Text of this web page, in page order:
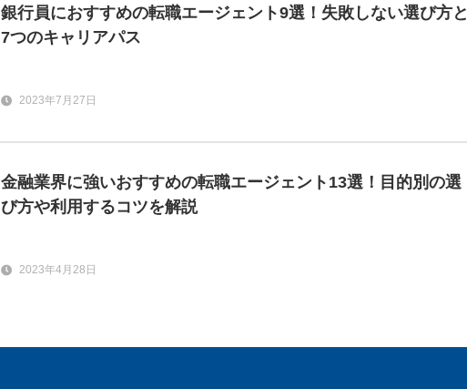
銀行員におすすめの転職エージェント9選！失敗しない選び方と
7つのキャリアパス
2023年7月27日
金融業界に強いおすすめの転職エージェント13選！目的別の選
び方や利用するコツを解説
2023年4月28日